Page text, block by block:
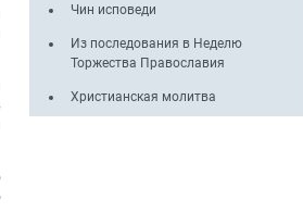
Чин исповеди
Из последования в Неделю
Торжества Православия
Христианская молитва